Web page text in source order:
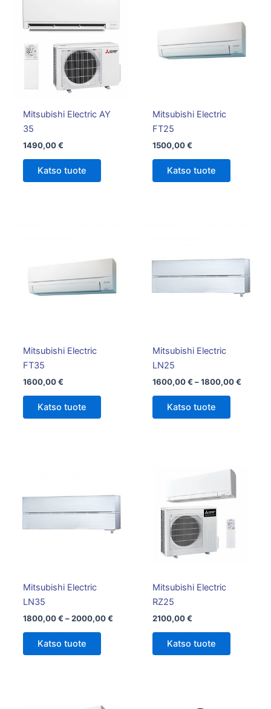
Mitsubishi Electric AY
35
1490,00€
Katso tuote
Mitsubishi Electric
FT25
1500,00€
Katso tuote
Mitsubishi Electric
FT35
1600,00€
Katso tuote
Mitsubishi Electric
LN25
1600,00€ – 1800,00€
Katso tuote
Voit
Mitsubishi Electric
LN35
1800,00€ – 2000,00€
Katso tuote
muunnelma.
Voit
Mitsubishi Electric
RZ25
2100,00€
Katso tuote